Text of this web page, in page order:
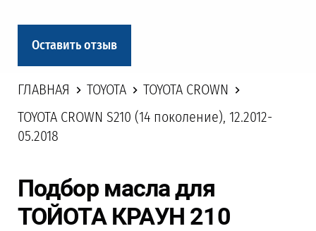
Оставить отзыв
ГЛАВНАЯ TOYOTA
TOYOTA CROWN
TOYOTA CROWN S210 (14 поколение), 12.2012-
05.2018
Подбор масла для
ТОЙОТА КРАУН 210